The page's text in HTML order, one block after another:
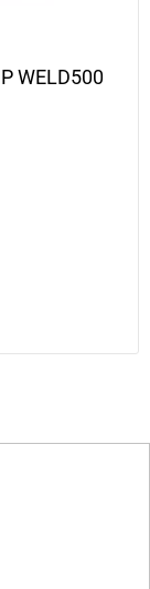
WELD500